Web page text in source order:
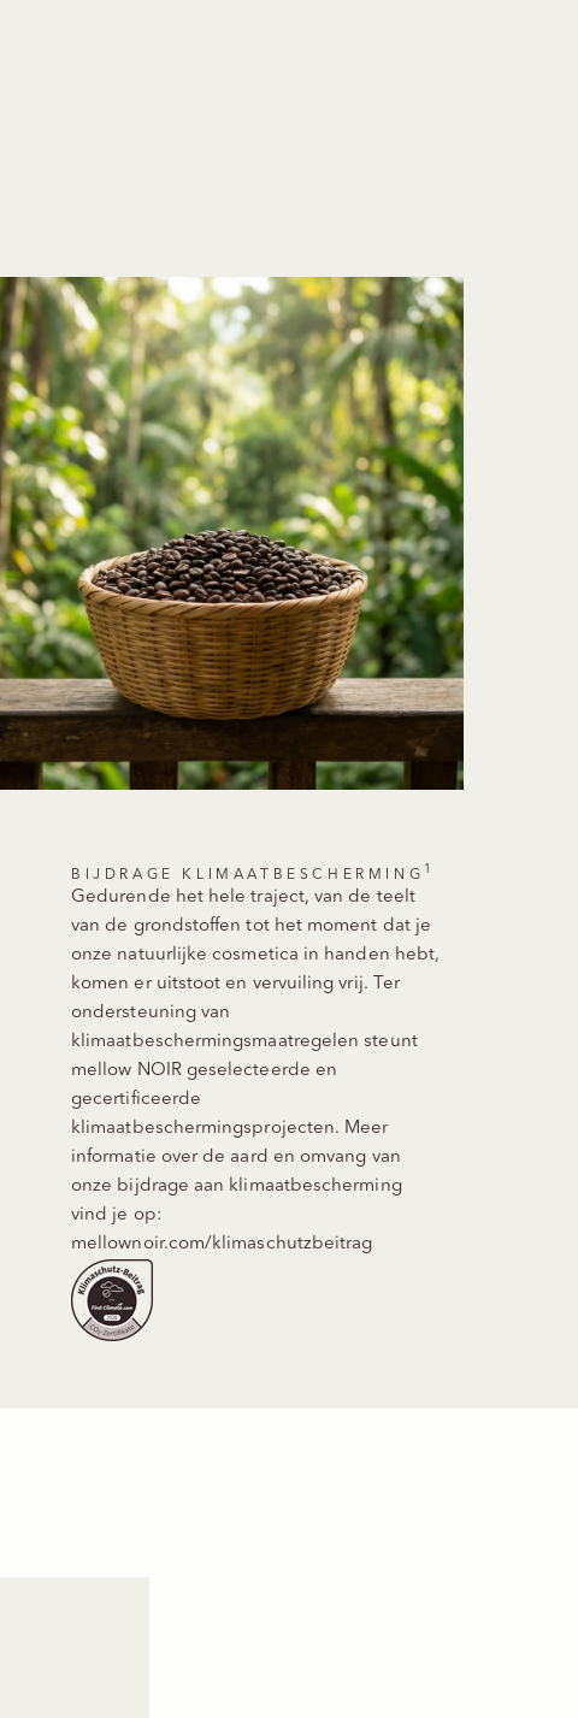
BIJDRAGE KLIMAATBESCHERMING 1
Gedurende het hele traject, van de teelt
van de grondstoffen tot het moment dat je
onze natuurlijke cosmetica in handen hebt,
komen er uitstoot en vervuiling vrij. Ter
ondersteuning van
klimaatbeschermingsmaatregelen steunt
mellow NOIR geselecteerde en
gecertificeerde
klimaatbeschermingsprojecten. Meer
informatie over de aard en omvang van
onze bijdrage aan klimaatbescherming
vind je op:
mellownoir.com/klimaschutzbeitrag